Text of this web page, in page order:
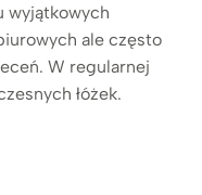
wyjątkowych
ale często
W regularnej
łóżek.